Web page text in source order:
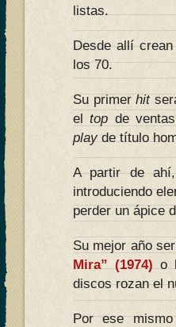
listas.
Desde allí
los 70.
Su primerhit
eltop de
playde título
A partir de
introduciendo
perder un ápice
Su mejor año
Mira” (1974) o
discos rozan el
Por ese